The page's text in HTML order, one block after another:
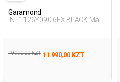
Garamond
INT1126Y090 6FX BLACK Man
19 990,00 KZT 11 990,00 KZT